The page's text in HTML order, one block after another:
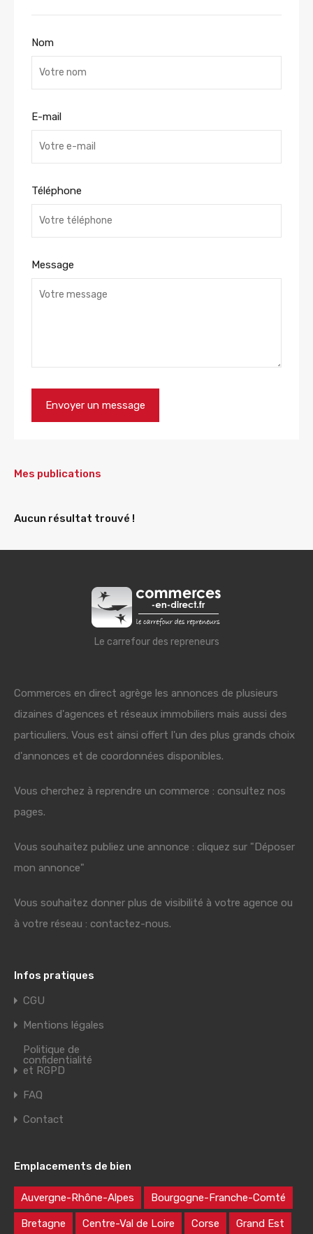
Nom
E-mail
Téléphone
Message
Mes publications
Aucun résultat trouvé !
Le carrefour des repreneurs
Commerces en direct agrège les annonces de plusieurs
dizaines d'agences et réseaux immobiliers mais aussi des
particuliers. Vous est ainsi offert l'un des plus grands choix
d'annonces et de coordonnées disponibles.
Vous cherchez à reprendre un commerce : consultez nos
pages.
Vous souhaitez publiez une annonce : cliquez sur "Déposer
mon annonce"
Vous souhaitez donner plus de visibilité à votre agence ou
à votre réseau : contactez-nous.
Infos pratiques
CGU
Mentions légales
Politique de
confidentialité
et RGPD
FAQ
Contact
Emplacements de bien
Auvergne-Rhône-Alpes Bourgogne-Franche-Comté
Bretagne Centre-Val de Loire Corse Grand Est